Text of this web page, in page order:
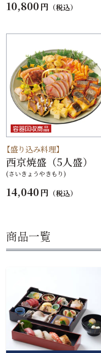
10,800 円 （税込）
容器回収商品
【盛り込み料理】
西京焼盛（5人盛）
(さいきょうやきもり)
14,040 円 （税込）
商品一覧